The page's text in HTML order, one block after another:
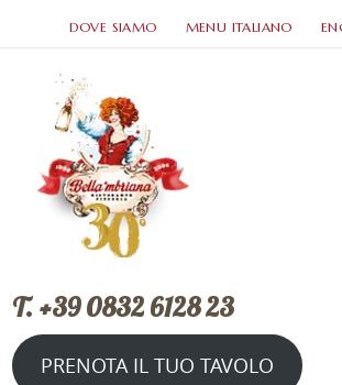
DOVE SIAMO MENU ITALIANO
T. +39 0832 6128 23
PRENOTA IL TUO TAVOLO